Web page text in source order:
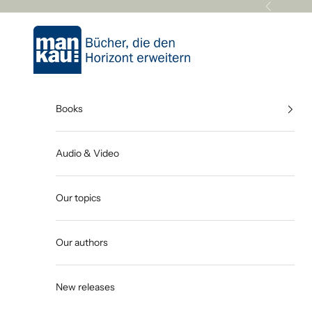
Previous
Mankau Verlag
Books
Audio & Video
Our topics
Our authors
New releases